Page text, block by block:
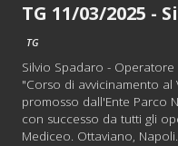
TG 11/03/2025 -
TG
Silvio Spadaro -
"Corso di avvicinamento
promosso dall'Ente Parco
con successo da tutti gli
Mediceo. Ottaviano, Napoli.